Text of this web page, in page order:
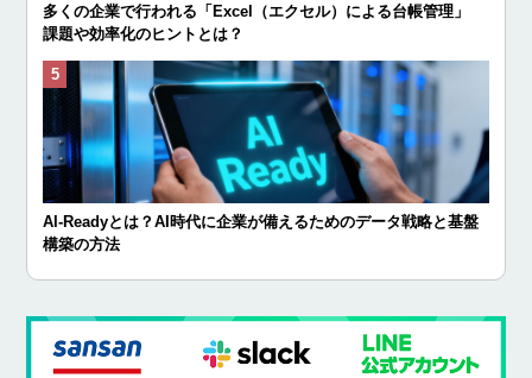
多くの企業で行われる「Excel（エクセル）による台帳管理」
課題や効率化のヒントとは？
AI-Readyとは？AI時代に企業が備えるためのデータ戦略と基盤
構築の方法